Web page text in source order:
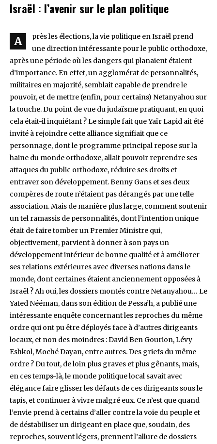
Israël : l’avenir sur le plan politique
A
près les élections, la vie politique en Israël prend
une direction intéressante pour le public orthodoxe,
après une période où les dangers qui planaient étaient
d’importance. En effet, un agglomérat de personnalités,
militaires en majorité, semblait capable de prendre le
pouvoir, et de mettre (enfin, pour certains) Netanyahou sur
la touche. Du point de vue du judaïsme pratiquant, en quoi
cela était-il inquiétant ? Le simple fait que Yaïr Lapid ait été
invité à rejoindre cette alliance signifiait que ce
personnage, dont le programme principal repose sur la
haine du monde orthodoxe, allait pouvoir reprendre ses
attaques du public orthodoxe, réduire ses droits et
entraver son développement. Benny Gans et ses deux
compères de route n’étaient pas dérangés par une telle
association. Mais de manière plus large, comment soutenir
un tel ramassis de personnalités, dont l’intention unique
était de faire tomber un Premier Ministre qui,
objectivement, parvient à donner à son pays un
développement intérieur de bonne qualité et à améliorer
ses relations extérieures avec diverses nations dans le
monde, dont certaines étaient anciennement opposées à
Israël ? Ah oui, les dossiers montés contre Netanyahou… Le
Yated Nééman, dans son édition de Pessa’h, a publié une
intéressante enquête concernant les reproches du même
ordre qui ont pu être déployés face à d’autres dirigeants
locaux, et non des moindres : David Ben Gourion, Lévy
Eshkol, Moché Dayan, entre autres. Des griefs du même
ordre ? Du tout, de loin plus graves et plus gênants, mais,
en ces temps-là, le monde politique local savait avec
élégance faire glisser les défauts de ces dirigeants sous le
tapis, et continuer à vivre malgré eux. Ce n’est que quand
l’envie prend à certains d’aller contre la voie du peuple et
de déstabiliser un dirigeant en place que, soudain, des
reproches, souvent légers, prennent l’allure de dossiers